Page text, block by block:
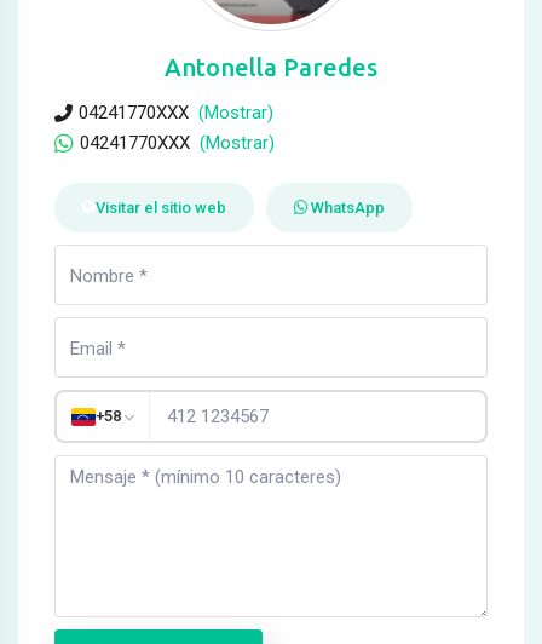
Antonella Paredes
04241770XXX (Mostrar)
04241770XXX (Mostrar)
Visitar el sitio web WhatsApp
+58